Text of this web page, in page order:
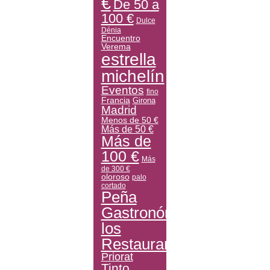
De 50 a
100 € Dulce
Dénia
Encuentro
Verema
estrella
michelín
Eventos fino
Francia Girona
Madrid
Menos de 50 €
Más de 50 €
Más de
100 € Más
de 300 €
oloroso palo
cortado
Peña
Gastronómica
los
Restauranteros
Priorat